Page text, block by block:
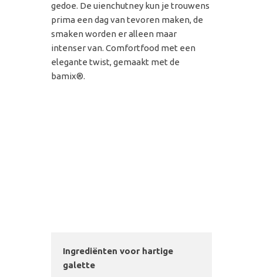
gedoe. De uienchutney kun je trouwens
prima een dag van tevoren maken, de
smaken worden er alleen maar
intenser van. Comfortfood met een
elegante twist, gemaakt met de
bamix®.
Ingrediënten voor hartige
galette